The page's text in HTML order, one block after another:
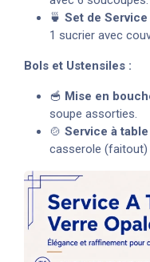
🍵 Set de Service
1 sucrier avec
Bols et Ustensiles :
🥣 Mise en
soupe assorties.
🍲 Service à table
casserole (faitout)